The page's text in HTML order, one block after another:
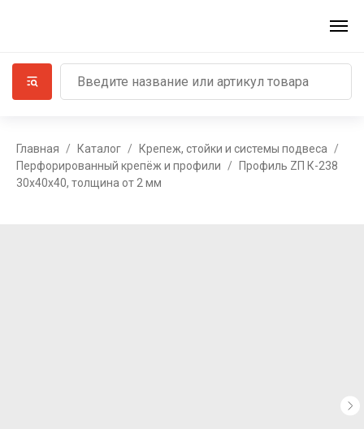
Главная Каталог
Крепеж, стойки и системы подвеса
Перфорированный крепёж и профили
Профиль ZП К-238
30х40х40, толщина от 2 мм